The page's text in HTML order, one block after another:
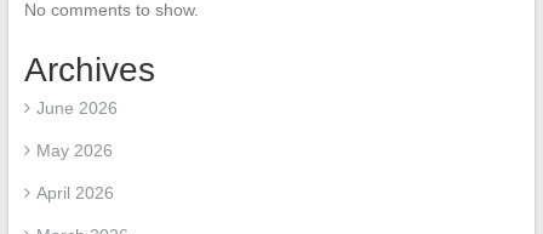
No comments to show.
Archives
June 2026
May 2026
April 2026